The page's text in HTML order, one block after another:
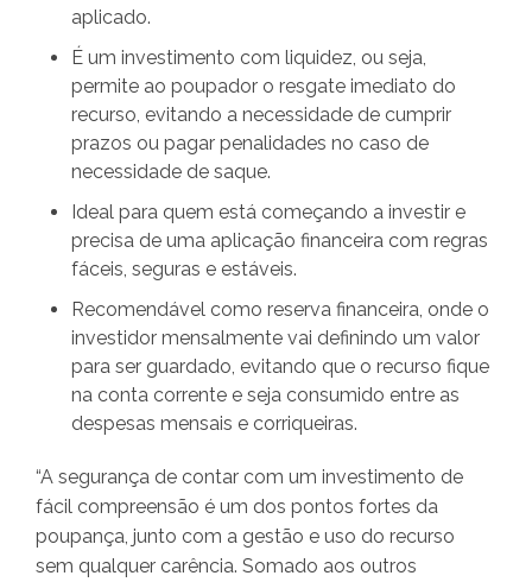
aplicado.
É um investimento com liquidez, ou seja,
permite ao poupador o resgate imediato do
recurso, evitando a necessidade de cumprir
prazos ou pagar penalidades no caso de
necessidade de saque.
Ideal para quem está começando a investir e
precisa de uma aplicação financeira com regras
fáceis, seguras e estáveis.
Recomendável como reserva financeira, onde o
investidor mensalmente vai definindo um valor
para ser guardado, evitando que o recurso fique
na conta corrente e seja consumido entre as
despesas mensais e corriqueiras.
“A segurança de contar com um investimento de
fácil compreensão é um dos pontos fortes da
poupança, junto com a gestão e uso do recurso
sem qualquer carência. Somado aos outros